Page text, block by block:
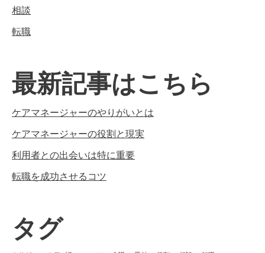
相談
転職
最新記事はこちら
ケアマネージャーのやりがいとは
ケアマネージャーの役割と現実
利用者との出会いは特に重要
転職を成功させるコツ
タグ